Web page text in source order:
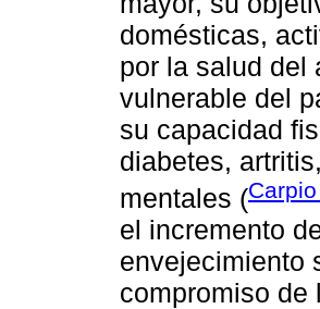
domésticas,
por la salud del
vulnerable del
su capacidad
diabetes,
mentales (
el incremento
envejecimiento
compromiso de